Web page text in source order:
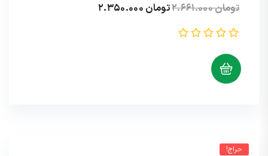
تومان۲.۶۶۱.۰۰۰ قیمت
اصلی:
تومان قیمت
حراج!